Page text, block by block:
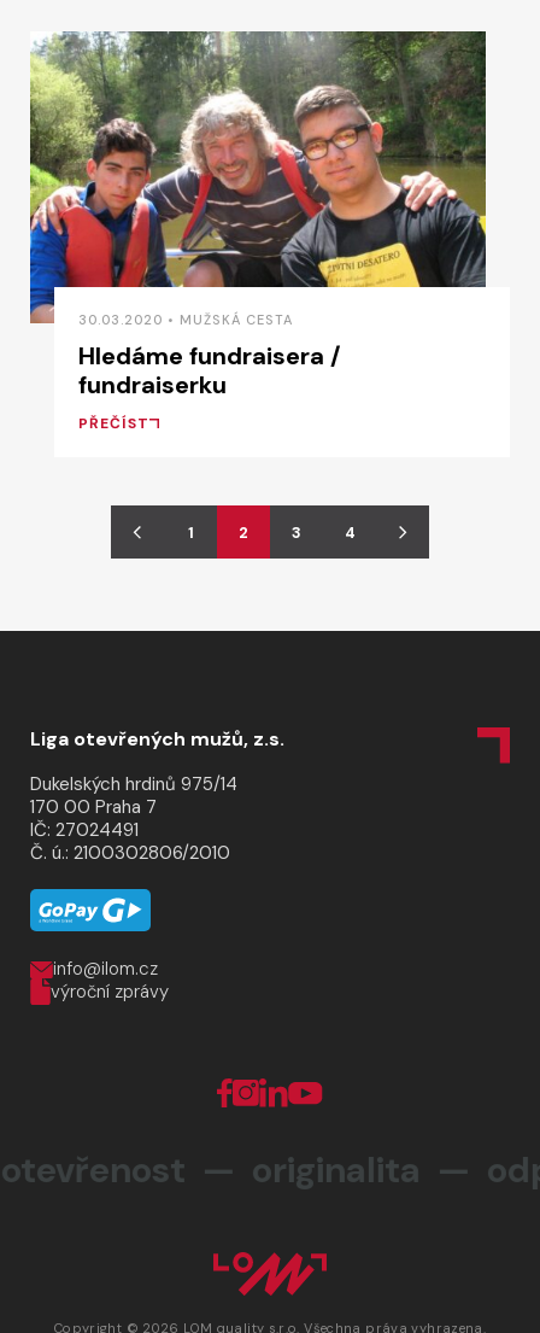
30.03.2020 • MUŽSKÁ CESTA
Hledáme fundraisera /
fundraiserku
PŘEČÍST
1 2 3 4
Liga otevřených mužů, z.s.
Dukelských hrdinů 975/14
170 00 Praha 7
IČ: 27024491
Č. ú.: 2100302806/2010
info@ilom.cz
výroční zprávy
— originalita —
Copyright © 2026 LOM quality s.r.o. Všechna práva vyhrazena.